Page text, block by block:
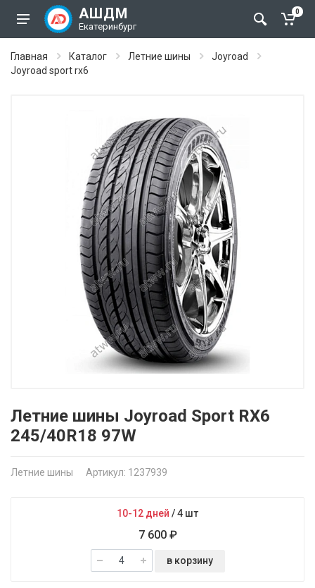
АШДМ
Екатеринбург
0
Главная Каталог Летние шины
Joyroad
Joyroad sport rx6
Летние шины Joyroad Sport RX6
245/40R18 97W
Летние шины Артикул: 1237939
10-12 дней /4 шт
7 600 ₽
в корзину